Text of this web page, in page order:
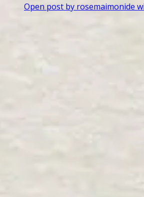
Open post by rosemaimonide